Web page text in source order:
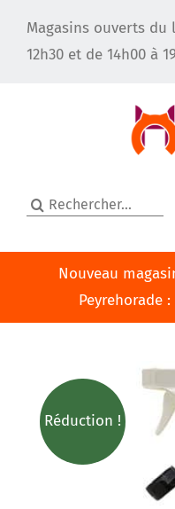
contenu
Magasins ouverts du
12h30 et de 14h00 à
Rechercher:
Qui sommes-nous ?
Nos magasins
Nouveau
Peyrehorade
Réduction !